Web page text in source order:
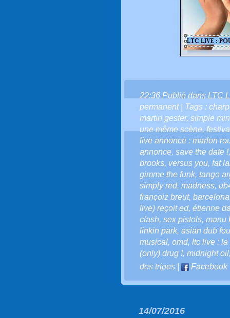
22:36 Publié dans LTC
permanent| Tags :
martin gester, simple
une même scène,
live annonce : marlon
annonce, save the date !
brooks, versus you, fat
gimme the funk, tango
simply red, madness,
françoiz breut,
live) reçoit ed, étienne
clash, sex pistols, manu
linkin park, asian dub
musical, omd, ltc live : la
(only) drug !, midnight oil
des tripes
Facebook
14/07/2016